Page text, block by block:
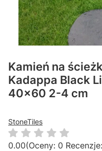
Kamień na
Kadappa Black
40x60 2-4 cm
StoneTiles
0.00(Oceny: 0